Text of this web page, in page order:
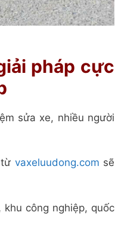
pháp cực
sửa xe, nhiều người
vaxeluudong.com sẽ
công nghiệp, quốc